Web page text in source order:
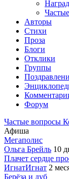
Авторы
Стихи
Проза
Блоги
Отклики
Группы
Форум
Частые вопросы
Афиша
Мегаполис
Ольга Брейль 10
Плачет сердце
ИгнатИгнат 2
Берёза и дуб